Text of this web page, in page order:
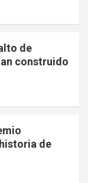
de
construido
de